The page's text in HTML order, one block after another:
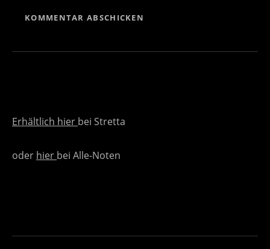
Erhältlich hier bei Stretta
oder hier bei Alle-Noten